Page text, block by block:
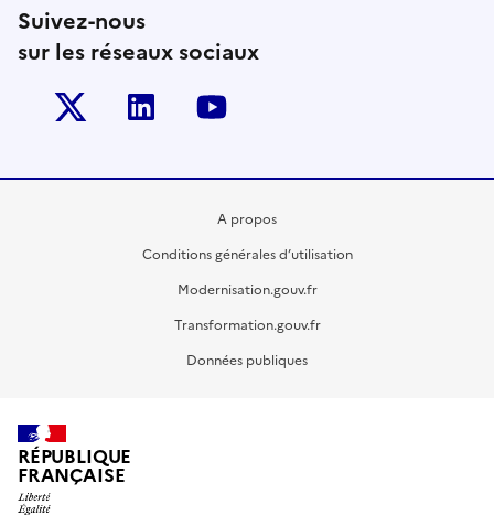
Suivez-nous
sur les réseaux sociaux
Twitter-x Linkedin
A propos
Conditions générales d’utilisation
Modernisation.gouv.fr
Transformation.gouv.fr
Données publiques
RÉPUBLIQUE
FRANÇAISE